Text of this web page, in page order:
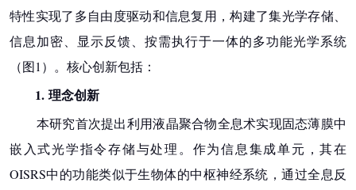
特性实现了多自由度驱动和信息复用，构建了集光学存储、
信息加密、显示反馈、按需执行于一体的多功能光学系统
（图1）。核心创新包括：
1. 理念创新
本研究首次提出利用液晶聚合物全息术实现固态薄膜中
嵌入式光学指令存储与处理。作为信息集成单元，其在
OISRS中的功能类似于生物体的中枢神经系统，通过全息反